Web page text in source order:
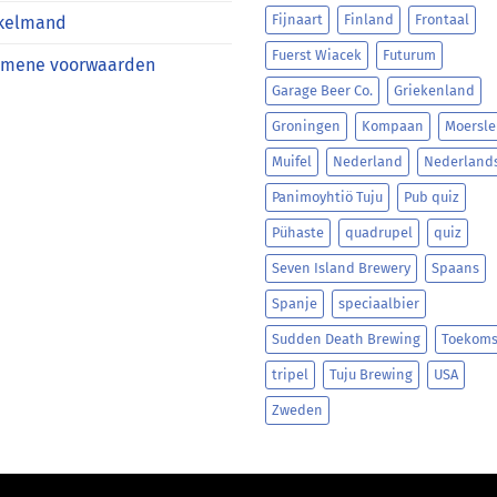
voorwaarden
Fijnaart Finland Frontaal
Fuerst Wiacek Futurum
Garage Beer Co. Griekenland
Groningen Kompaan
Muifel Nederland
Panimoyhtiö Tuju Pub quiz
Pühaste quadrupel quiz
Seven Island Brewery Spaans
Spanje speciaalbier
Sudden Death Brewing
tripel Tuju Brewing USA
Zweden